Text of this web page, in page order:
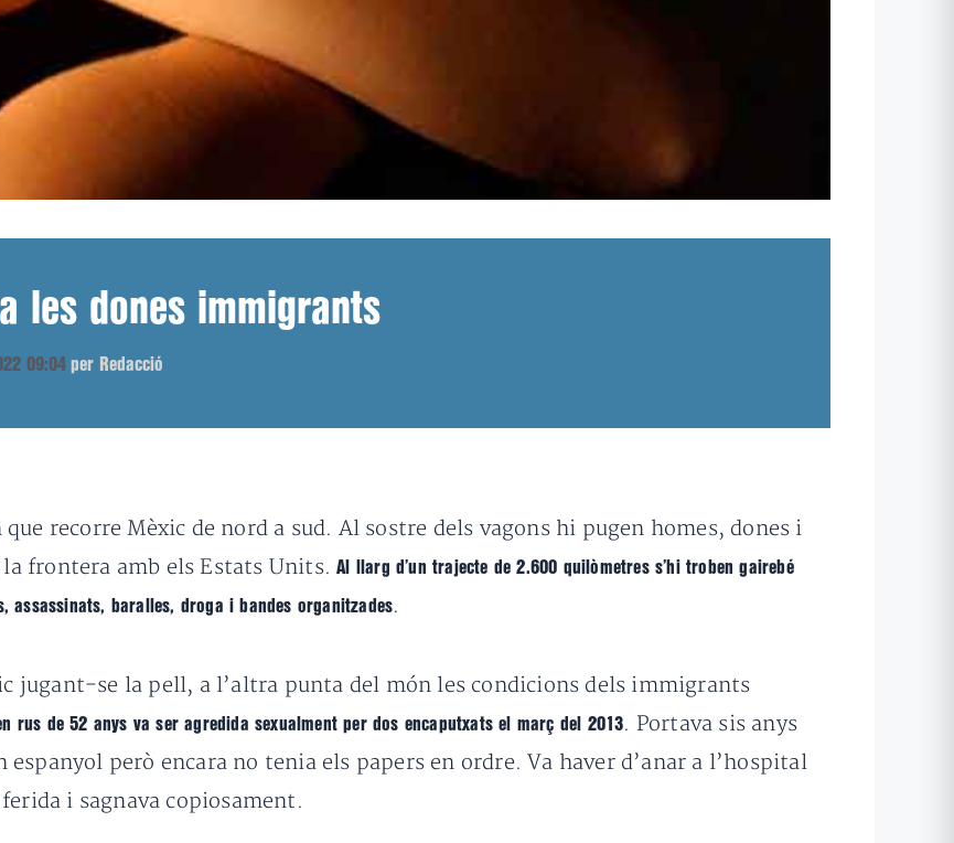
les dones immigrants
09:04 per Redacció
recorre Mèxic de nord a sud. Al sostre dels vagons hi pugen homes, dones i
frontera amb els Estats Units.Al llarg d’un trajecte de 2.600 quilòmetres s’hi troben gairebé
baralles, droga i bandes organitzades.
jugant-se la pell, a l’altra punta del món les condicions dels immigrants
rus de 52 anys va ser agredida sexualment per dos encaputxats el març del 2013. Portava sis anys
espanyol però encara no tenia els papers en ordre. Va haver d’anar a l’hospital
i sagnava copiosament.